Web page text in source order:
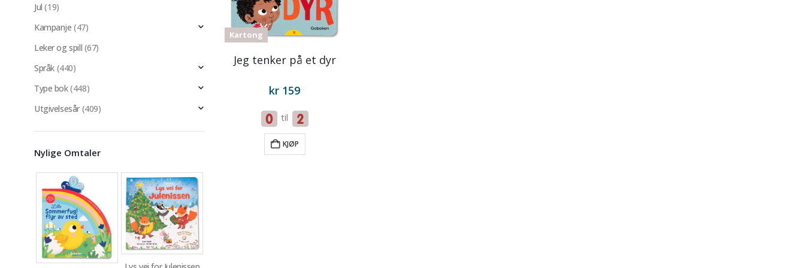
Kartong
Jeg tenker på et dyr
kr 159
til
KJØP
Jul (19)
Kampanje (47)
Leker og spill (67)
Språk (440)
Type bok(448)
Utgivelsesår (409)
Nylige Omtaler